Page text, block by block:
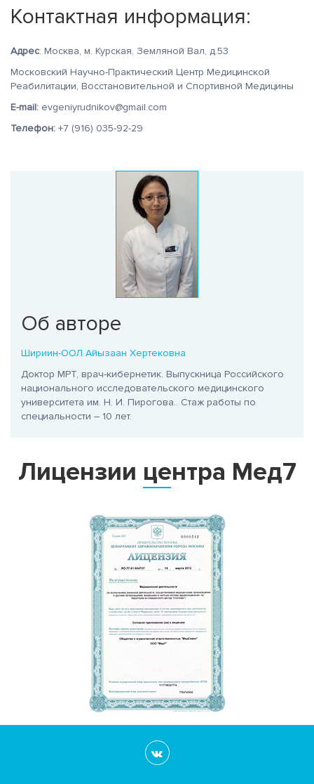
Контактная информация:
Адрес: Москва, м. Курская, Земляной Вал, д.53
Московский Научно-Практический Центр Медицинской
Реабилитации, Восстановительной и Спортивной Медицины
E-mail: evgeniyrudnikov@gmail.com
Телефон: +7 (916) 035-92-29
Об авторе
Шириин-ООЛ Айызаан Хертековна
Доктор МРТ, врач-кибернетик. Выпускница Российского
национального исследовательского медицинского
университета им. Н. И. Пирогова.. Стаж работы по
специальности – 10 лет.
Лицензии центра Мед7